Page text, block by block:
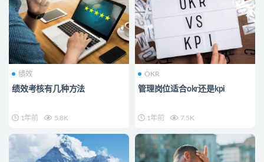
绩效
绩效考核有几种方法
1年前 5.8K
OKR
管理岗位适合okr还是kpi
1年前 7.5K